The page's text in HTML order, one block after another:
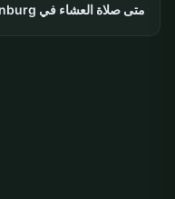
متى صلاة العشاء في Aschaffenburg؟